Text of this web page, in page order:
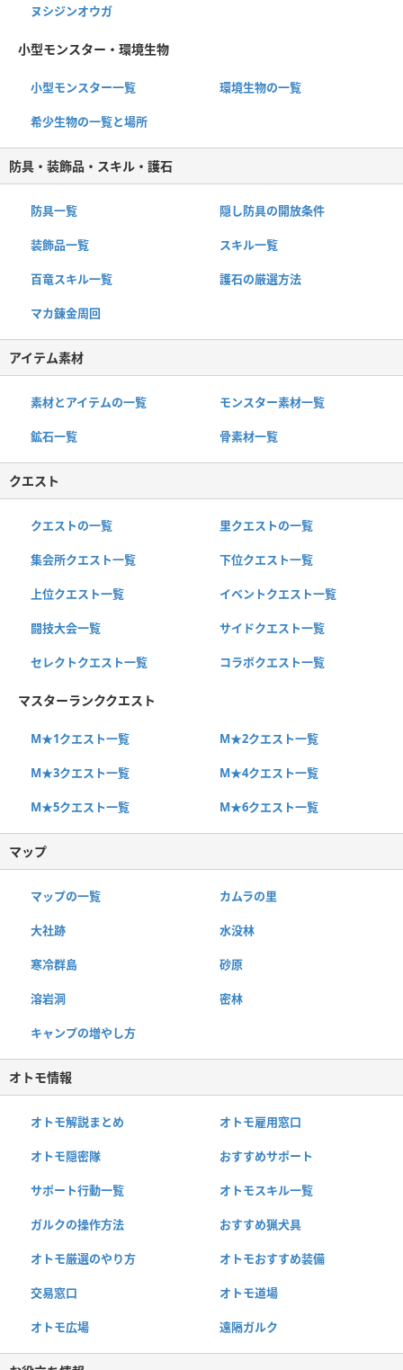
ヌシジンオウガ
小型モンスター・環境生物
小型モンスター一覧 環境生物の一覧
希少生物の一覧と場所
防具・装飾品・スキル・護石
防具一覧 隠し防具の開放条件
装飾品一覧 スキル一覧
百竜スキル一覧 護石の厳選方法
マカ錬金周回
アイテム素材
素材とアイテムの一覧 モンスター素材一覧
鉱石一覧 骨素材一覧
クエスト
クエストの一覧 里クエストの一覧
集会所クエスト一覧 下位クエスト一覧
上位クエスト一覧 イベントクエスト一覧
闘技大会一覧 サイドクエスト一覧
セレクトクエスト一覧 コラボクエスト一覧
マスターランククエスト
M★1クエスト一覧 M★2クエスト一覧
M★3クエスト一覧 M★4クエスト一覧
M★5クエスト一覧 M★6クエスト一覧
マップ
マップの一覧 カムラの里
大社跡 水没林
寒冷群島 砂原
溶岩洞 密林
キャンプの増やし方
オトモ情報
オトモ解説まとめ オトモ雇用窓口
オトモ隠密隊 おすすめサポート
サポート行動一覧 オトモスキル一覧
ガルクの操作方法 おすすめ猟犬具
オトモ厳選のやり方 オトモおすすめ装備
交易窓口 オトモ道場
オトモ広場 遠隔ガルク